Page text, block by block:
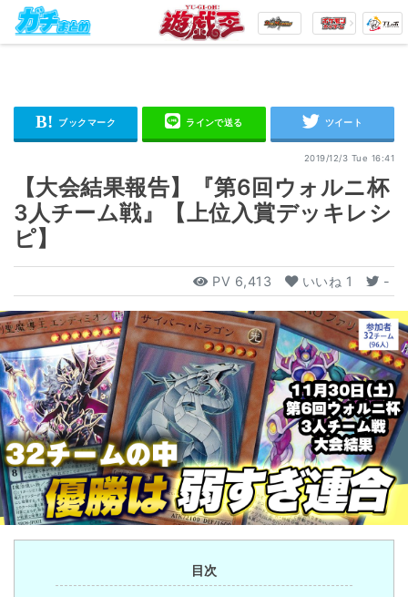
2019/12/3 Tue 16:41
【大会結果報告】『第6回ウォルニ杯
3人チーム戦』【上位入賞デッキレシ
ピ】
PV 6,413 いいね 1 -
目次